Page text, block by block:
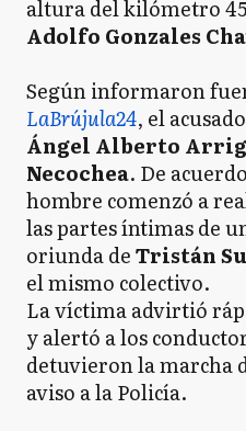
altura del kilómetro
Adolfo Gonzales
Según informaron
LaBrújula24, el
Ángel Alberto
Necochea. De
hombre comenzó a
las partes íntimas de
oriunda deTristán
el mismo colectivo.
La víctima advirtió
y alertó a los
detuvieron la marcha
aviso a la Policía.